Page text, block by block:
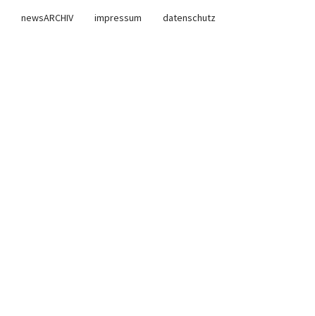
newsARCHIV impressum
datenschutz